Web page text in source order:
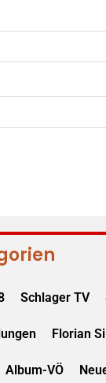
Schlager TV
Florian
Album-VÖ